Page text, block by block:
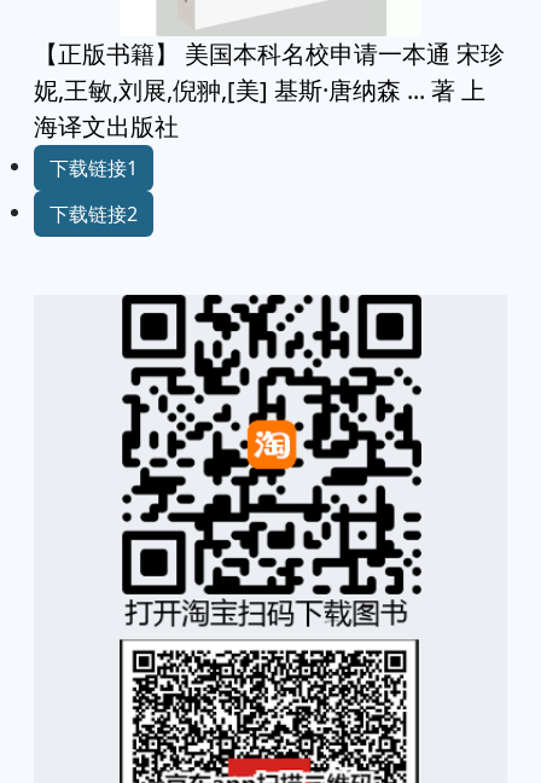
【正版书籍】 美国本科名校申请一本通 宋珍
妮,王敏,刘展,倪翀,[美] 基斯·唐纳森 ... 著 上
海译文出版社
下载链接1
下载链接2